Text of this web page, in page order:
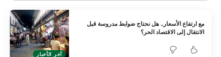
آخر الأخبار
مع ارتفاع الأسعار.. هل نحتاج ضوابط مدروسة قبل
الانتقال إلى الاقتصاد الحر؟